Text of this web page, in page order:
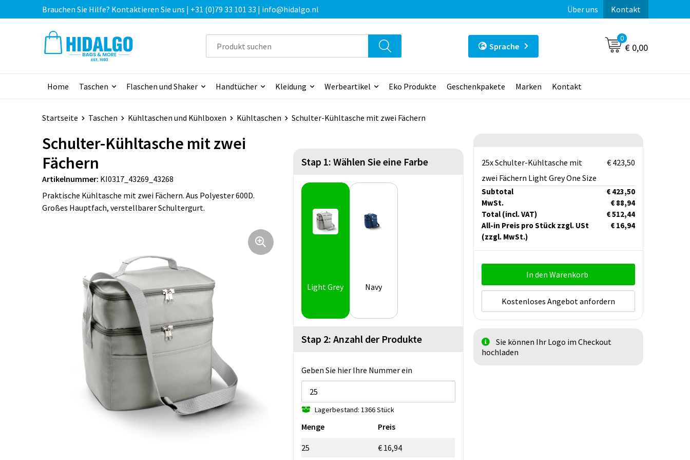
Brauchen Sie Hilfe? Kontaktieren Sie uns | +31 (0)79 33 101 33 | info@hidalgo.nl Über uns Kontakt
Sprache
0
€ 0,00
Home Taschen Flaschen und Shaker Handtücher Kleidung Werbeartikel Eko Produkte Geschenkpakete Marken Kontakt
Startseite Taschen Kühltaschen und Kühlboxen Kühltaschen Schulter-Kühltasche mit zwei Fächern
Schulter-Kühltasche mit zwei
Fächern
Artikelnummer: KI0317_43269_43268
Praktische Kühltasche mit zwei Fächern. Aus Polyester 600D.
Großes Hauptfach, verstellbarer Schultergurt.
Stap 1: Wählen Sie eine Farbe
Light Grey Navy
Stap 2: Anzahl der Produkte
Geben Sie hier Ihre Nummer ein
Lagerbestand: 1366 Stück
Menge Preis
25
€ 16,94
25x Schulter-Kühltasche mit
zwei Fächern Light Grey One Size
€ 423,50
Subtotal
€ 423,50
MwSt.
€ 88,94
Total (incl. VAT)
€ 512,44
All-in Preis pro Stück zzgl. USt
(zzgl. MwSt.)
€ 16,94
In den Warenkorb
Kostenloses Angebot anfordern
Sie können Ihr Logo im Checkout
hochladen